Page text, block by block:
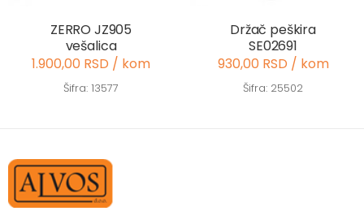
ZERRO JZ905
vešalica
1.900,00 RSD / kom
Šifra: 13577
Držač peškira
SE02691
930,00 RSD / kom
Šifra: 25502